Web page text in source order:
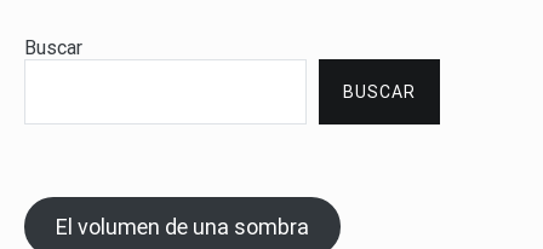
Buscar
BUSCAR
El volumen de una sombra